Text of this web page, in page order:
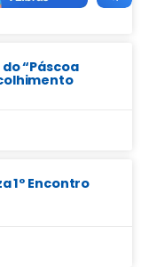
“Páscoa
1º Encontro